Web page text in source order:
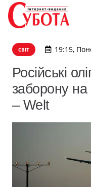
СВІТ 19:15,
Російські
заборону
– Welt